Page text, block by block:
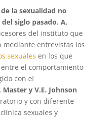
la sexualidad no
siglo pasado. A.
del instituto que
mediante entrevistas los
sexuales en los que
el comportamiento
con el
Master y V.E. Johnson
y con diferente
sexuales y